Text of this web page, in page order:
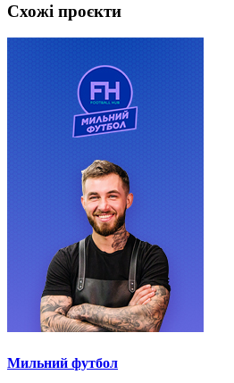
Схожі проєкти
Мильний футбол